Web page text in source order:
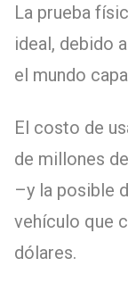
La prueba
ideal, debido
el mundo
El costo de
de millones
–y la posible
vehículo que
dólares.